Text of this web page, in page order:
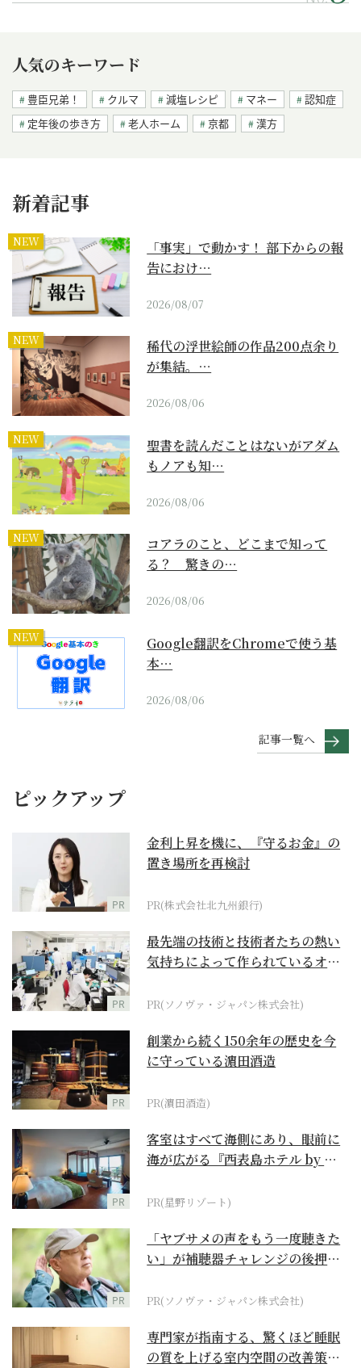
人気のキーワード
豊臣兄弟！ クルマ 減塩レシピ マネー
認知症
定年後の歩き方
老人ホーム 京都 漢方
新着記事
NEW
「事実」で動かす！ 部下からの報
告におけ…
2026/08/07
NEW
稀代の浮世絵師の作品200点余り
が集結。…
2026/08/06
NEW
聖書を読んだことはないがアダム
もノアも知…
2026/08/06
NEW
コアラのこと、どこまで知って
る？ 驚きの…
2026/08/06
NEW
Google翻訳をChromeで使う基
本…
2026/08/06
記事一覧へ
ピックアップ
PR
金利上昇を機に、『守るお金』の
置き場所を再検討
PR(株式会社北九州銀行)
PR
最先端の技術と技術者たちの熱い
気持ちによって作られているオー
PR(ソノヴァ・ジャパン株式会社)
PR
創業から続く150余年の歴史を今
に守っている濵田酒造
PR(濵田酒造)
PR
客室はすべて海側にあり、眼前に
海が広がる『西表島ホテル by 星
PR(星野リゾート)
PR
「ヤブサメの声をもう一度聴きた
い」が補聴器チャレンジの後押し
PR(ソノヴァ・ジャパン株式会社)
専門家が指南する、驚くほど睡眠
の質を上げる室内空間の改善策と